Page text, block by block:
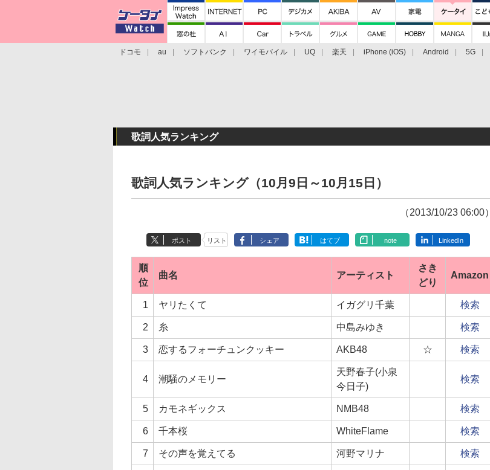
ドコモ au ソフトバンク ワイモバイル UQ 楽天 iPhone (iOS) Android 5G
歌詞人気ランキング
歌詞人気ランキング（10月9日～10月15日）
（2013/10/23 06:00）
ポスト リスト シェア はてブ note LinkedIn
順
位
曲名 アーティスト
さき
どり
Amazon
1 ヤリたくて イガグリ千葉 検索
2 糸 中島みゆき 検索
3 恋するフォーチュンクッキー AKB48 ☆ 検索
4 潮騒のメモリー
天野春子(小泉
今日子)
検索
5 カモネギックス NMB48 検索
6 千本桜 WhiteFlame 検索
7 その声を覚えてる 河野マリナ 検索